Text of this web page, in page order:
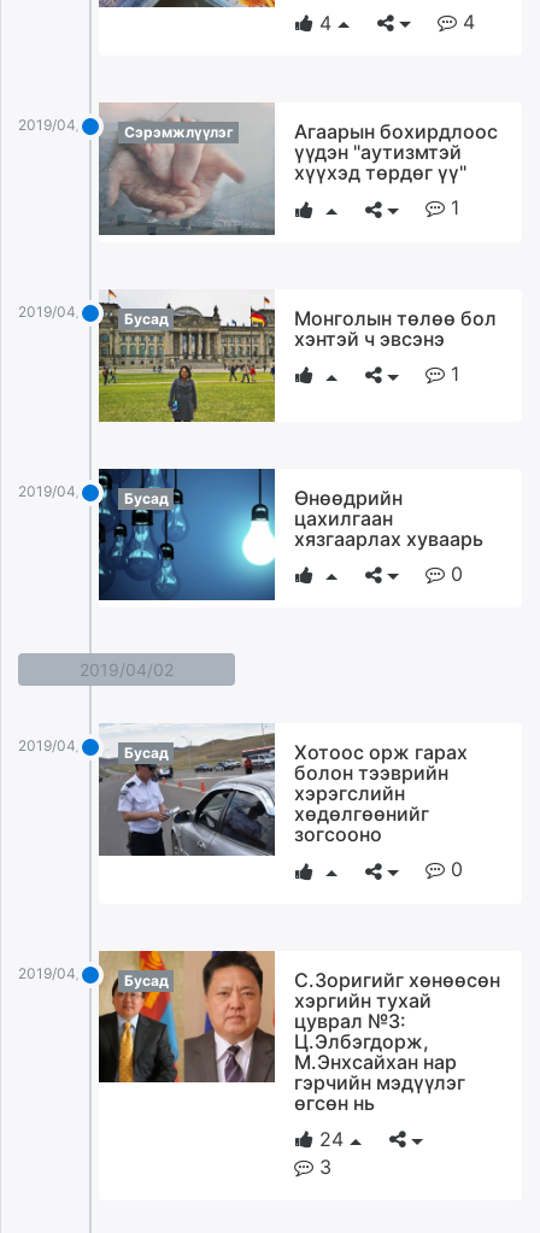
4
4
2019/04/03 Сэрэмжлүүлэг
Агаарын бохирдлоос
үүдэн "аутизмтэй
хүүхэд төрдөг үү"
1
2019/04/03 Бусад
Монголын төлөө бол
хэнтэй ч эвсэнэ
1
2019/04/03 Бусад
Өнөөдрийн
цахилгаан
хязгаарлах хуваарь
0
2019/04/02
2019/04/02 Бусад
Хотоос орж гарах
болон тээврийн
хэрэгслийн
хөдөлгөөнийг
зогсооно
0
2019/04/02 Бусад
С.Зоригийг хөнөөсөн
хэргийн тухай
цуврал №3:
Ц.Элбэгдорж,
М.Энхсайхан нар
гэрчийн мэдүүлэг
өгсөн нь
24
3